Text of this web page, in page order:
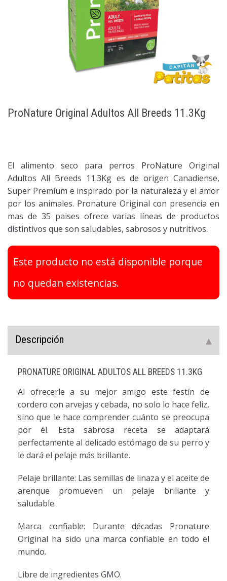
ProNature Original Adultos All Breeds 11.3Kg
El alimento seco para perros ProNature Original
Adultos All Breeds 11.3Kg es de origen Canadiense,
Super Premium e inspirado por la naturaleza y el amor
por los animales. Pronature Original con presencia en
mas de 35 paises ofrece varias líneas de productos
distintivos que son saludables, sabrosos y nutritivos.
Este producto no está disponible porque
no quedan existencias.
Descripción
PRONATURE ORIGINAL ADULTOS ALL BREEDS 11.3KG
Al ofrecerle a su mejor amigo este festín de
cordero con arvejas y cebada, no solo lo hace feliz,
sino que le hace comprender cuánto se preocupa
por él. Esta sabrosa receta se adaptará
perfectamente al delicado estómago de su perro y
le dará el pelaje más brillante.
Pelaje brillante: Las semillas de linaza y el aceite de
arenque promueven un pelaje brillante y
saludable.
Marca confiable: Durante décadas Pronature
Original ha sido una marca confiable en todo el
mundo.
Libre de ingredientes GMO.